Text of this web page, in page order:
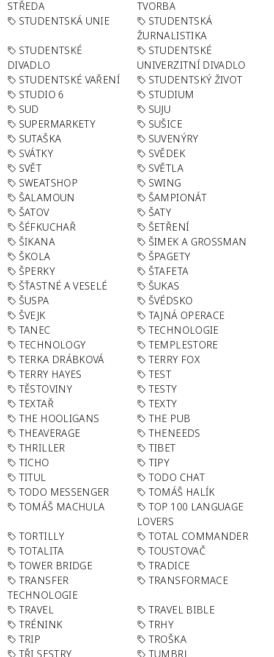
STŘEDA
TVORBA
STUDENTSKÁ UNIE
STUDENTSKÁ
ŽURNALISTIKA
STUDENTSKÉ
DIVADLO
STUDENTSKÉ
UNIVERZITNÍ DIVADLO
STUDENTSKÉ VAŘENÍ
STUDENTSKÝ ŽIVOT
STUDIO 6
STUDIUM
SUD
SUJU
SUPERMARKETY
SUŠICE
SUTAŠKA
SUVENÝRY
SVÁTKY
SVĚDEK
SVĚT
SVĚTLA
SWEATSHOP
SWING
ŠALAMOUN
ŠAMPIONÁT
ŠATOV
ŠATY
ŠÉFKUCHAŘ
ŠETŘENÍ
ŠIKANA
ŠIMEK A GROSSMAN
ŠKOLA
ŠPAGETY
ŠPERKY
ŠTAFETA
ŠŤASTNÉ A VESELÉ
ŠUKAS
ŠUSPA
ŠVÉDSKO
ŠVEJK
TAJNÁ OPERACE
TANEC
TECHNOLOGIE
TECHNOLOGY
TEMPLESTORE
TERKA DRÁBKOVÁ
TERRY FOX
TERRY HAYES
TEST
TĚSTOVINY
TESTY
TEXTAŘ
TEXTY
THE HOOLIGANS
THE PUB
THEAVERAGE
THENEEDS
THRILLER
TIBET
TICHO
TIPY
TITUL
TODO CHAT
TODO MESSENGER
TOMÁŠ HALÍK
TOMÁŠ MACHULA
TOP 100 LANGUAGE
LOVERS
TORTILLY
TOTAL COMMANDER
TOTALITA
TOUSTOVAČ
TOWER BRIDGE
TRADICE
TRANSFER
TECHNOLOGIE
TRANSFORMACE
TRAVEL
TRAVEL BIBLE
TRÉNINK
TRHY
TRIP
TROŠKA
TŘI SESTRY
TUMBRL